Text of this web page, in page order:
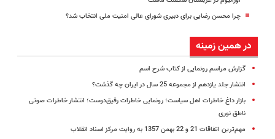
چرا محسن رضایی برای دبیری شورای عالی امنیت ملی انتخاب شد؟
در همین زمینه
گزارش مراسم رونمایی از کتاب شرح اسم
انتشار جلد یازدهم از مجموعه 25 سال در ایران چه گذشت؟
بازار داغ خاطرات اهل سیاست؛ رونمایی خاطرات رفیق‌دوست؛ انتشار خاطرات صوتی
ناطق نوری
مهم‌ترین اتفاقات 21 و 22 بهمن 1357 به روایت مرکز اسناد انقلاب